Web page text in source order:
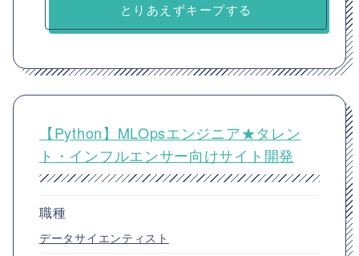
とりあえずキープする
【Python】MLOpsエンジニア★タレン
ト・インフルエンサー向けサイト開発
職種
データサイエンティスト